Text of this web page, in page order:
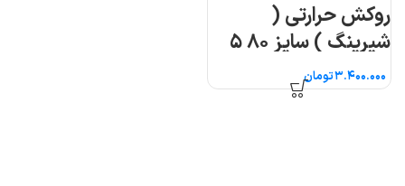
روکش حرارتی (
شیرینگ ) سایز ۸۰ ۵
متری
تومان